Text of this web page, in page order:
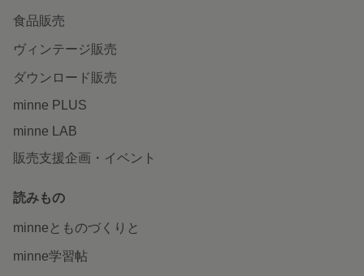
食品販売
ヴィンテージ販売
ダウンロード販売
minne PLUS
minne LAB
販売支援企画・イベント
読みもの
minneとものづくりと
minne学習帖